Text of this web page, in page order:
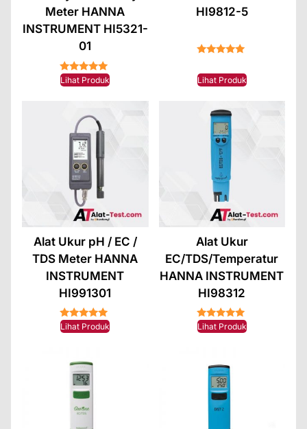
Meter HANNA
INSTRUMENT HI5321-
01
★★★★★
Lihat Produk
HI9812-5
Lihat Produk
Alat Ukur pH / EC /
TDS Meter HANNA
INSTRUMENT
HI991301
★★★★★
Lihat Produk
Alat Ukur
EC/TDS/Temperatur
HANNA INSTRUMENT
HI98312
★★★★★
Lihat Produk